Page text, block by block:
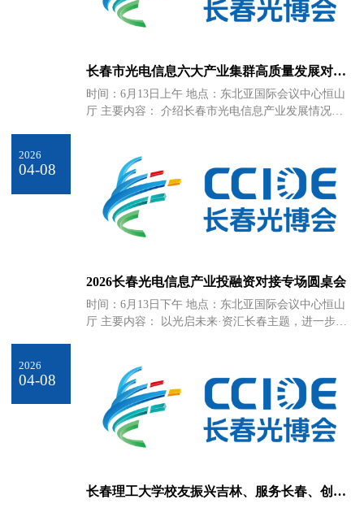
长春市光电信息六大产业集群高质量发展对接
暨科技成果发布会议
时间：6月13日上午 地点：东北亚国际会议中心恒山
厅 主要内容： 介绍长春市光电信息产业发展情况及
专家、企业家发布重要科技成果，组织招商项目路
演、签约等。
2026
04-08
2026长春光电信息产业投融资对接专场圆桌会
时间：6月13日下午 地点：东北亚国际会议中心恒山
厅 主要内容： 以光启未来·资汇长春主题，进一步打
贵问题，同时为基金联盟成员单位挖掘优质标的、优
化投资布局。
2026
04-08
长春理工大学校友振兴吉林、服务长春、创新